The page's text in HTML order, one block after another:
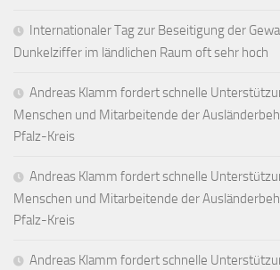
Internationaler Tag zur Beseitigung der
Dunkelziffer im ländlichen Raum oft sehr hoch
Andreas Klamm fordert schnelle
Menschen und Mitarbeitende der
Pfalz-Kreis
Andreas Klamm fordert schnelle
Menschen und Mitarbeitende der
Pfalz-Kreis
Andreas Klamm fordert schnelle